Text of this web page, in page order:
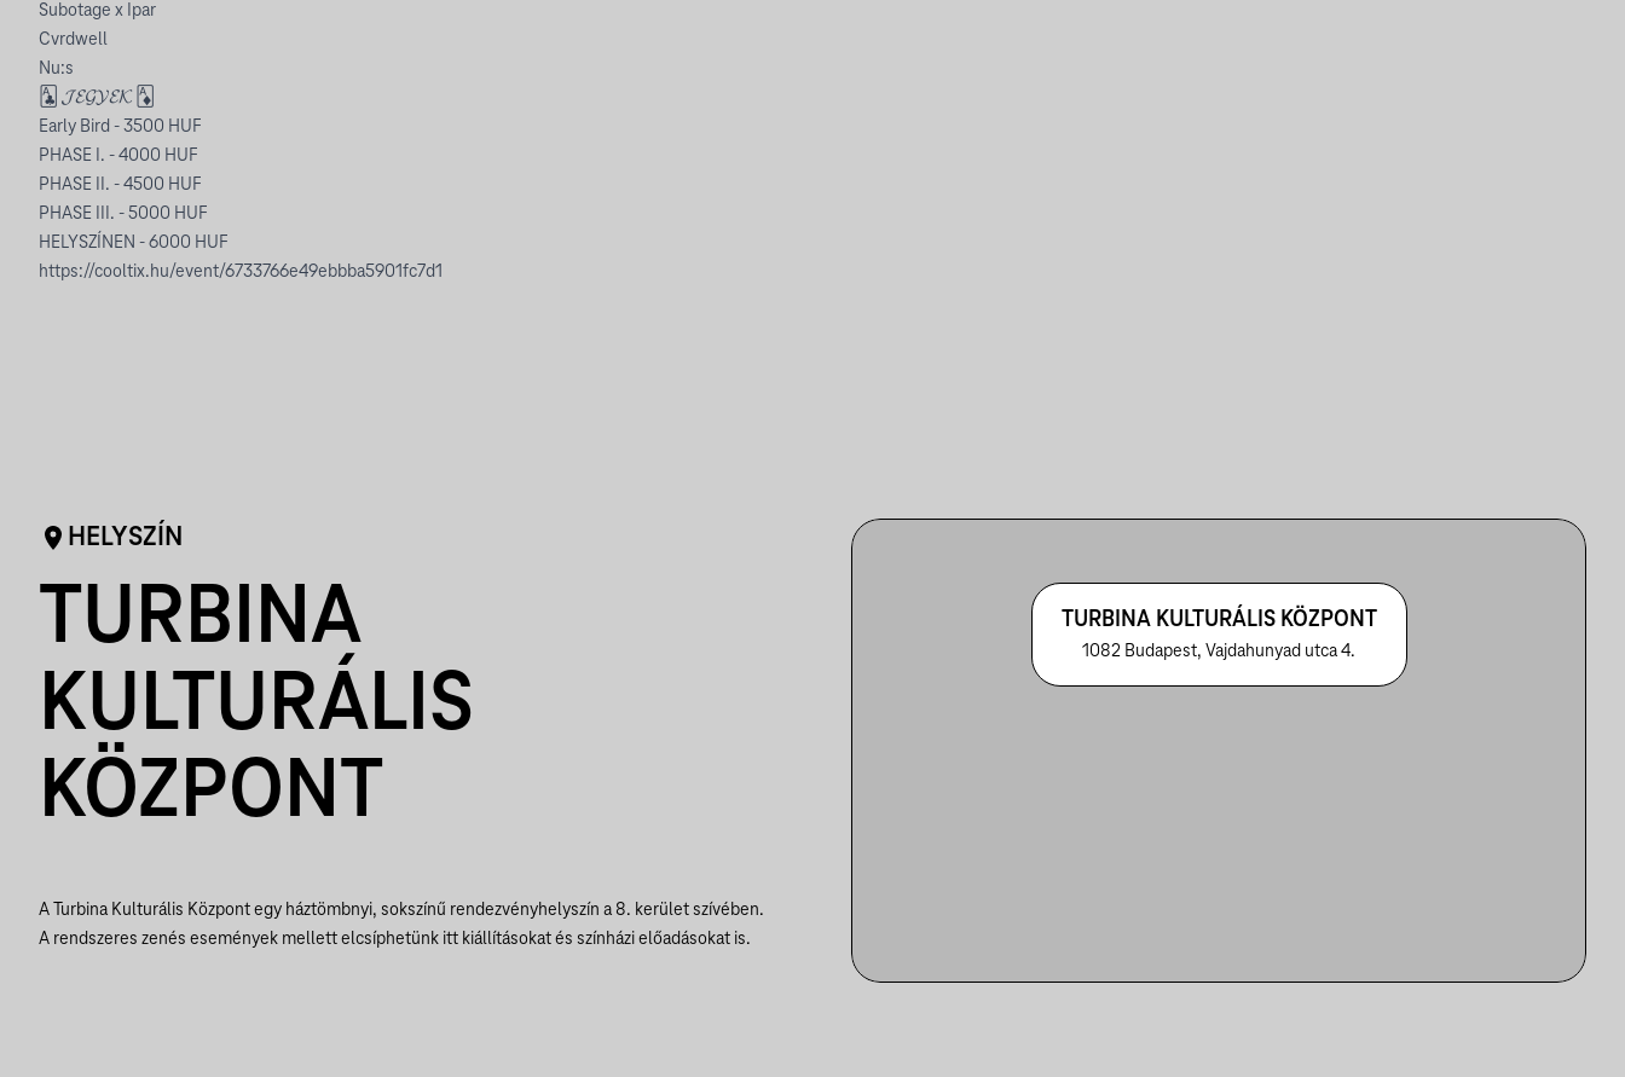
Subotage x Ipar
Cvrdwell
Nu:s
🃑 𝓙𝓔𝓖𝓨𝓔𝓚 🃁
Early Bird - 3500 HUF
PHASE I. - 4000 HUF
PHASE II. - 4500 HUF
PHASE III. - 5000 HUF
HELYSZÍNEN - 6000 HUF
https://cooltix.hu/event/6733766e49ebbba5901fc7d1
HELYSZÍN
TURBINA
KULTURÁLIS
KÖZPONT
A Turbina Kulturális Központ egy háztömbnyi, sokszínű rendezvényhelyszín a 8. kerület szívében.
A rendszeres zenés események mellett elcsíphetünk itt kiállításokat és színházi előadásokat is.
TURBINA KULTURÁLIS KÖZPONT
1082 Budapest, Vajdahunyad utca 4.